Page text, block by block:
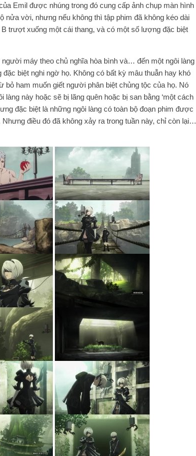
Emil được nhúng trong đó cung cấp ảnh chụp màn hình
vời, nhưng nếu không thì tập phim đã không kéo dài
trượt xuống một cái thang, và có một số lượng đặc biệt
máy theo chủ nghĩa hòa bình và… đến một ngôi làng
biệt nghi ngờ họ. Không có bất kỳ mâu thuẫn hay khó
ham muốn giết người phân biệt chủng tộc của họ. Nó
này hoặc sẽ bị lãng quên hoặc bị san bằng ‘một cách
đặc biệt là những ngôi làng có toàn bộ đoạn phim được
điều đó đã không xảy ra trong tuần này, chỉ còn lại…